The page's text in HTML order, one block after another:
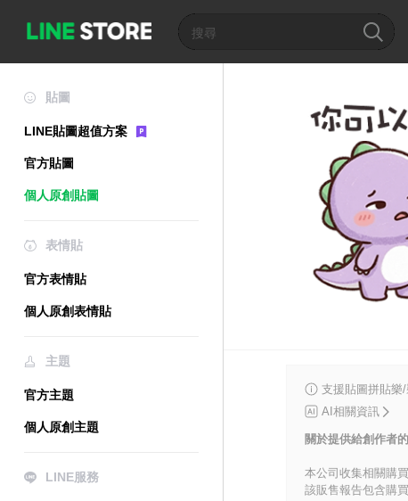
貼圖
LINE貼圖超值方案
官方貼圖
個人原創貼圖
表情貼
官方表情貼
個人原創表情貼
主題
官方主題
個人原創主題
LINE服務
支援貼圖拼貼樂
AI相關資訊
關於提供給創作者
本公司收集相關購
該販售報告包含購